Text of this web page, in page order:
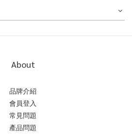
About
品牌介紹
會員登入
常見問題
產品問題